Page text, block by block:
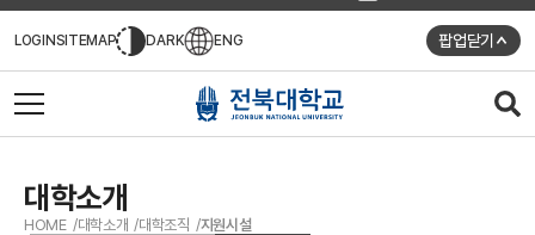
LOGINSITEMAP DARK ENG 팝업닫기
대학소개
HOME 대학소개 대학조직 지원시설